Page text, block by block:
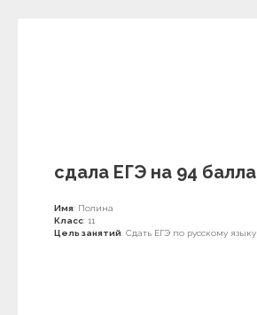
сдала ЕГЭ на 94 балла
Имя: Полина
Класс: 11
Цель занятий: Сдать ЕГЭ по русскому языку